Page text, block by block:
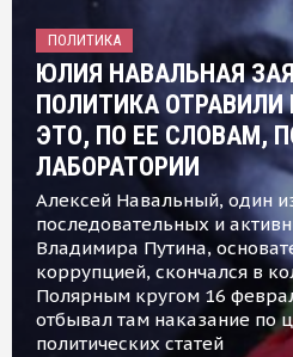
ПОЛИТИКА
ЮЛИЯ НАВАЛЬНАЯ
ПОЛИТИКА
ЭТО, ПО ЕЕ СЛОВАМ,
ЛАБОРАТОРИИ
Алексей Навальный, один
последовательных и
Владимира Путина,
коррупцией, скончался в
Полярным кругом 16
отбывал там наказание по
политических статей